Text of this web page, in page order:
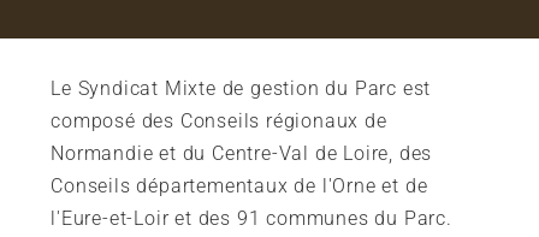
Le Syndicat Mixte de gestion du Parc est
composé des Conseils régionaux de
Normandie et du Centre-Val de Loire, des
Conseils départementaux de l'Orne et de
l'Eure-et-Loir et des 91 communes du Parc.